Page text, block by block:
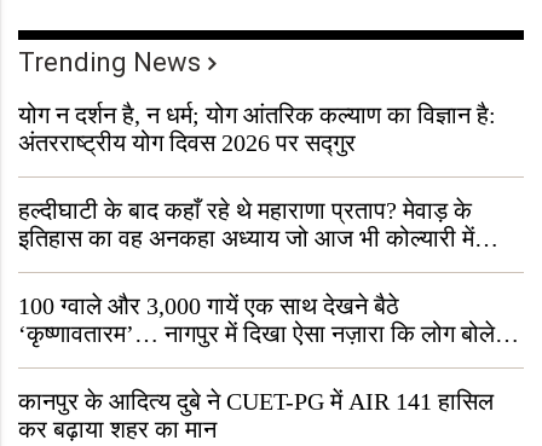
Trending News
योग न दर्शन है, न धर्म; योग आंतरिक कल्याण का विज्ञान है:
अंतरराष्ट्रीय योग दिवस 2026 पर सद्गुर
हल्दीघाटी के बाद कहाँ रहे थे महाराणा प्रताप? मेवाड़ के
इतिहास का वह अनकहा अध्याय जो आज भी कोल्यारी में
जीवित है
100 ग्वाले और 3,000 गायें एक साथ देखने बैठे
‘कृष्णावतारम’… नागपुर में दिखा ऐसा नज़ारा कि लोग बोले,
“ऐसा तो सिर्फ़ कृष्ण ही कर सकते हैं”
कानपुर के आदित्य दुबे ने CUET-PG में AIR 141 हासिल
कर बढ़ाया शहर का मान